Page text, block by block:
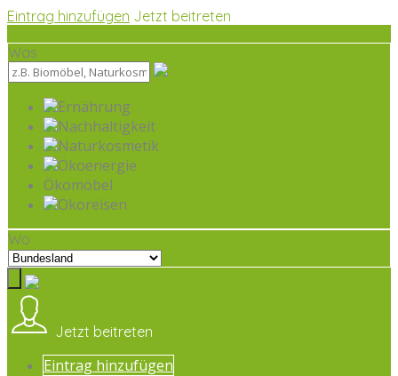
Eintrag hinzufügen Jetzt beitreten
Was
Ernährung
Nachhaltigkeit
Naturkosmetik
Ökoenergie
Ökomöbel
Ökoreisen
Wo
Jetzt beitreten
Eintrag hinzufügen